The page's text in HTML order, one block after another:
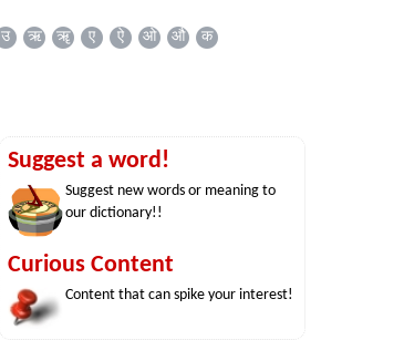
उ ऋ ॠ ए ऐ ओ औ
क
Suggest a word!
Suggest new words or meaning to
our dictionary!!
Curious Content
Content that can spike your interest!